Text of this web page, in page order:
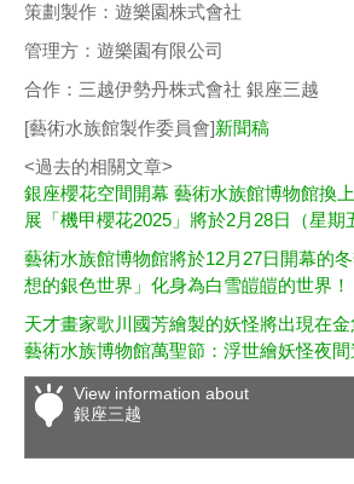
策劃製作：遊樂園株式會社
管理方：遊樂園有限公司
合作：三越伊勢丹株式會社 銀座三越
[藝術水族館製作委員會]新聞稿
<過去的相關文章>
銀座櫻花空間開幕 藝術水族館博物館換
展「機甲櫻花2025」將於2月28日（星期
藝術水族館博物館將於12月27日開幕的
想的銀色世界」化身為白雪皚皚的世界！
天才畫家歌川國芳繪製的妖怪將出現在金
藝術水族博物館萬聖節：浮世繪妖怪夜間
View information about
銀座三越